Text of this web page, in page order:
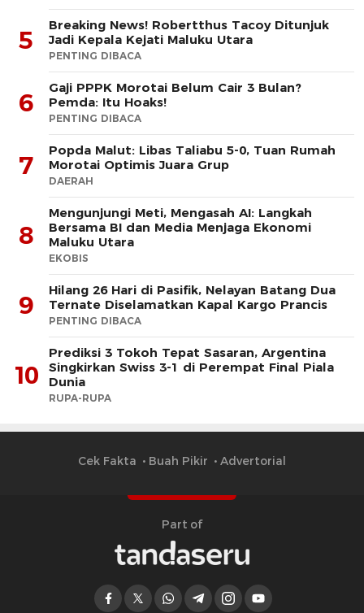
5
Breaking News! Robertthus Tacoy Ditunjuk
Jadi Kepala Kejati Maluku Utara
PENTING DIBACA
6
Gaji PPPK Morotai Belum Cair 3 Bulan?
Pemda: Itu Hoaks!
PENTING DIBACA
7
Popda Malut: Libas Taliabu 5-0, Tuan Rumah
Morotai Optimis Juara Grup
DAERAH
8
Mengunjungi Meti, Mengasah AI: Langkah
Bersama BI dan Media Menjaga Ekonomi
Maluku Utara
EKOBIS
9
Hilang 26 Hari di Pasifik, Nelayan Batang Dua
Ternate Diselamatkan Kapal Kargo Prancis
PENTING DIBACA
10
Prediksi 3 Tokoh Tepat Sasaran, Argentina
Singkirkan Swiss 3-1 di Perempat Final Piala
Dunia
RUPA-RUPA
Cek Fakta Buah Pikir Advertorial
Part of